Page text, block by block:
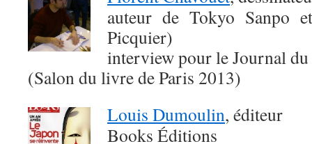
auteur de Tokyo Sanpo
Picquier)
interview pour le Journal du
(Salon du livre de Paris 2013)
Louis Dumoulin, éditeur
Books Éditions